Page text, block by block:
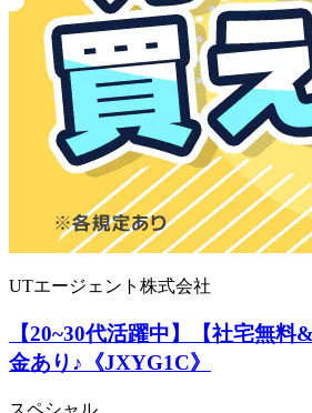
UTエージェント株式会社
【20~30代活躍中】【社宅無
金あり♪《JXYG1C》
スペシャル